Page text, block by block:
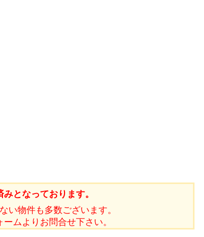
となっております。
い物件も多数ございます。
ムよりお問合せ下さい。